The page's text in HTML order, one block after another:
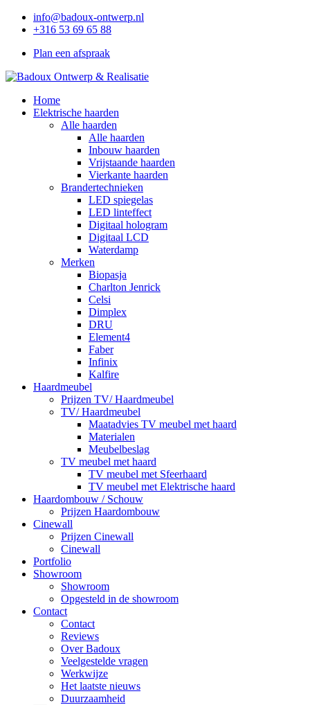
info@badoux-ontwerp.nl
+316 53 69 65 88
Plan een afspraak
Home
Elektrische haarden
Alle haarden
Alle haarden
Inbouw haarden
Vrijstaande haarden
Vierkante haarden
Brandertechnieken
LED spiegelas
LED linteffect
Digitaal hologram
Digitaal LCD
Waterdamp
Merken
Biopasja
Charlton Jenrick
Celsi
Dimplex
DRU
Element4
Faber
Infinix
Kalfire
Haardmeubel
Prijzen TV/ Haardmeubel
TV/ Haardmeubel
Maatadvies TV meubel met haard
Materialen
Meubelbeslag
TV meubel met haard
TV meubel met Sfeerhaard
TV meubel met Elektrische haard
Haardombouw / Schouw
Prijzen Haardombouw
Cinewall
Prijzen Cinewall
Cinewall
Portfolio
Showroom
Showroom
Opgesteld in de showroom
Contact
Contact
Reviews
Over Badoux
Veelgestelde vragen
Werkwijze
Het laatste nieuws
Duurzaamheid